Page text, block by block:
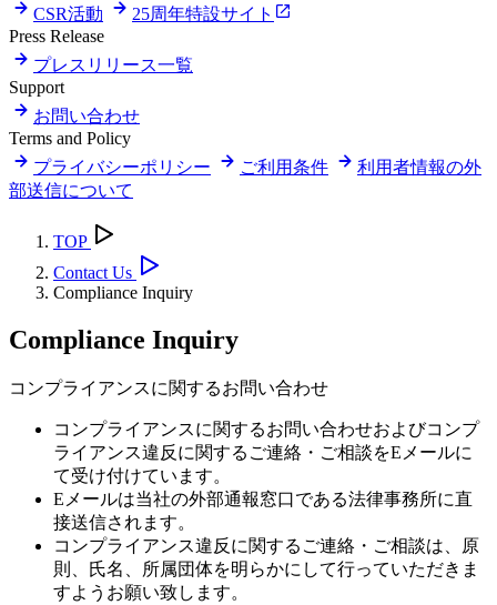
CSR活動
25周年特設サイト
Press Release
プレスリリース一覧
Support
お問い合わせ
Terms and Policy
プライバシーポリシー
ご利用条件
利用者情報の外
部送信について
TOP
Contact Us
Compliance Inquiry
Compliance Inquiry
コンプライアンスに関するお問い合わせ
コンプライアンスに関するお問い合わせおよびコンプ
ライアンス違反に関するご連絡・ご相談をEメールに
て受け付けています。
Eメールは当社の外部通報窓口である法律事務所に直
接送信されます。
コンプライアンス違反に関するご連絡・ご相談は、原
則、氏名、所属団体を明らかにして行っていただきま
すようお願い致します。